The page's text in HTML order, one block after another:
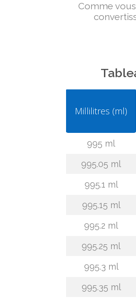
Comme
Millilitres (ml)
995 ml
995.05 ml
995.1 ml
995.15 ml
995.2 ml
995.25 ml
995.3 ml
995.35 ml